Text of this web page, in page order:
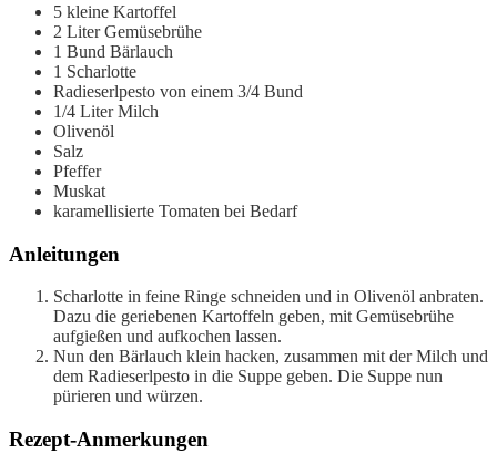
5 kleine Kartoffel
2 Liter Gemüsebrühe
1 Bund Bärlauch
1 Scharlotte
Radieserlpesto von einem 3/4 Bund
1/4 Liter Milch
Olivenöl
Salz
Pfeffer
Muskat
karamellisierte Tomaten bei Bedarf
Anleitungen
Scharlotte in feine Ringe schneiden und in Olivenöl anbraten.
Dazu die geriebenen Kartoffeln geben, mit Gemüsebrühe
aufgießen und aufkochen lassen.
Nun den Bärlauch klein hacken, zusammen mit der Milch und
dem Radieserlpesto in die Suppe geben. Die Suppe nun
pürieren und würzen.
Rezept-Anmerkungen